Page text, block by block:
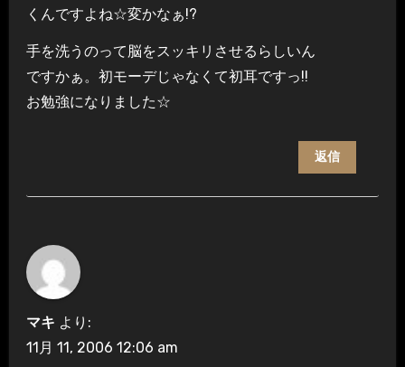
くんですよね☆変かなぁ!?
手を洗うのって脳をスッキリさせるらしいん
ですかぁ。初モーデじゃなくて初耳ですっ!!
お勉強になりました☆
返信
マキ より:
11月 11, 2006 12:06 am